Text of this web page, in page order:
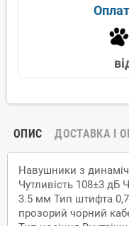
ОПИС ДОСТАВКА І
Навушники з
Чутливість 108±3 дБ
3.5 мм Тип штифта
прозорий чорний